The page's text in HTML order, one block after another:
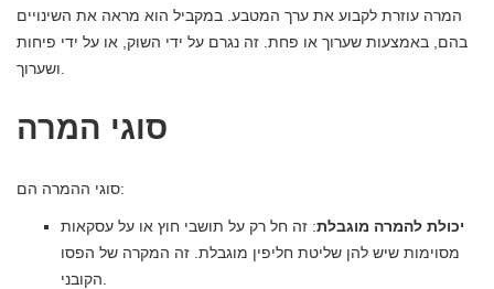
המרה עוזרת לקבוע את ערך המטבע. במקביל הוא מראה את השינויים
בהם, באמצעות שערוך או פחת. זה נגרם על ידי השוק, או על ידי פיחות
סוגי המרה
סוגי ההמרה הם:
יכולת להמרה מוגבלת: זה חל רק על תושבי חוץ או על עסקאות
מסוימות שיש להן שליטת חליפין מוגבלת. זה המקרה של הפסו